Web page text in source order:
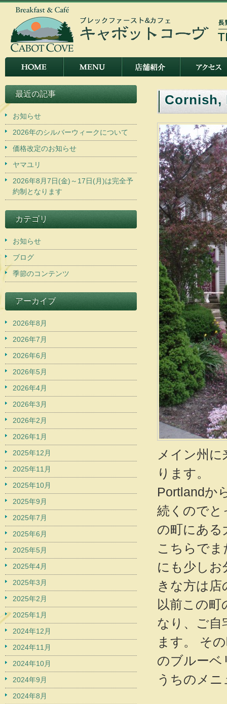
Cornish,
メイン州
ります。
Portlandか
続くのでと
の町にある
こちらで
にも少し
きな方は
以前この
なり、ご自
ます。 そ
のブルーベ
うちのメ
最近の記事
お知らせ
2026年のシルバーウィークについて
価格改定のお知らせ
ヤマユリ
2026年8月7日(金)～17日(月)は完全予
約制となります
カテゴリ
お知らせ
ブログ
季節のコンテンツ
アーカイブ
2026年8月
2026年7月
2026年6月
2026年5月
2026年4月
2026年3月
2026年2月
2026年1月
2025年12月
2025年11月
2025年10月
2025年9月
2025年7月
2025年6月
2025年5月
2025年4月
2025年3月
2025年2月
2025年1月
2024年12月
2024年11月
2024年10月
2024年9月
2024年8月